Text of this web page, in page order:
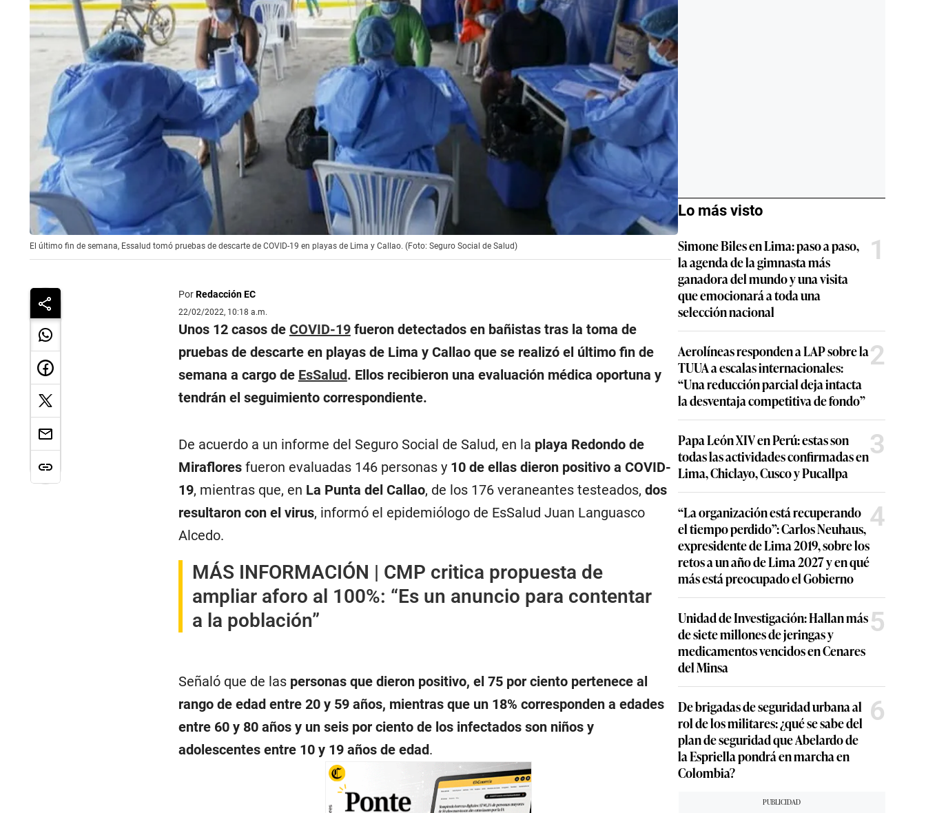
El último fin de semana, Essalud tomó pruebas de descarte de COVID-19 en playas de Lima y Callao. (Foto: Seguro Social de Salud)
PorRedacción EC
22/02/2022, 10:18 a.m.
Unos 12 casos de COVID-19fueron detectados en bañistas tras la toma de
pruebas de descarte en playas de Lima y Callao que se realizó el último fin de
semana a cargo de EsSalud. Ellos recibieron una evaluación médica oportuna y
tendrán el seguimiento correspondiente.
De acuerdo a un informe del Seguro Social de Salud, en la playa Redondo de
Miraflores fueron evaluadas 146 personas y 10 de ellas dieron positivo a COVID-
19, mientras que, en La Punta del Callao, de los 176 veraneantes testeados, dos
resultaron con el virus, informó el epidemiólogo de EsSalud Juan Languasco
Alcedo.
MÁS INFORMACIÓN | CMP critica propuesta de
ampliar aforo al 100%: “Es un anuncio para contentar
a la población”
Señaló que de las personas que dieron positivo, el 75 por ciento pertenece al
rango de edad entre 20 y 59 años, mientras que un 18% corresponden a edades
entre 60 y 80 años y un seis por ciento de los infectados son niños y
adolescentes entre 10 y 19 años de edad.
Lo más visto
Simone Biles en Lima: paso a paso,
la agenda de la gimnasta más
ganadora del mundo y una visita
que emocionará a toda una
selección nacional
1
Aerolíneas responden a LAP sobre la
TUUA a escalas internacionales:
“Una reducción parcial deja intacta
la desventaja competitiva de fondo”
2
Papa León XIV en Perú: estas son
todas las actividades confirmadas en
Lima, Chiclayo, Cusco y Pucallpa
3
“La organización está recuperando
el tiempo perdido”: Carlos Neuhaus,
expresidente de Lima 2019, sobre los
retos a un año de Lima 2027 y en qué
más está preocupado el Gobierno
4
Unidad de Investigación: Hallan más
de siete millones de jeringas y
medicamentos vencidos en Cenares
del Minsa
5
De brigadas de seguridad urbana al
rol de los militares: ¿qué se sabe del
plan de seguridad que Abelardo de
la Espriella pondrá en marcha en
Colombia?
6